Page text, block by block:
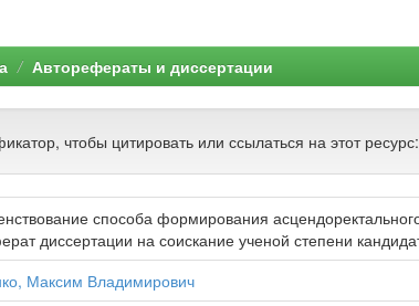
Авторефераты и диссертации
чтобы цитировать или ссылаться на этот ресурс:
способа формирования
диссертации на соискание ученой степени
Максим Владимирович